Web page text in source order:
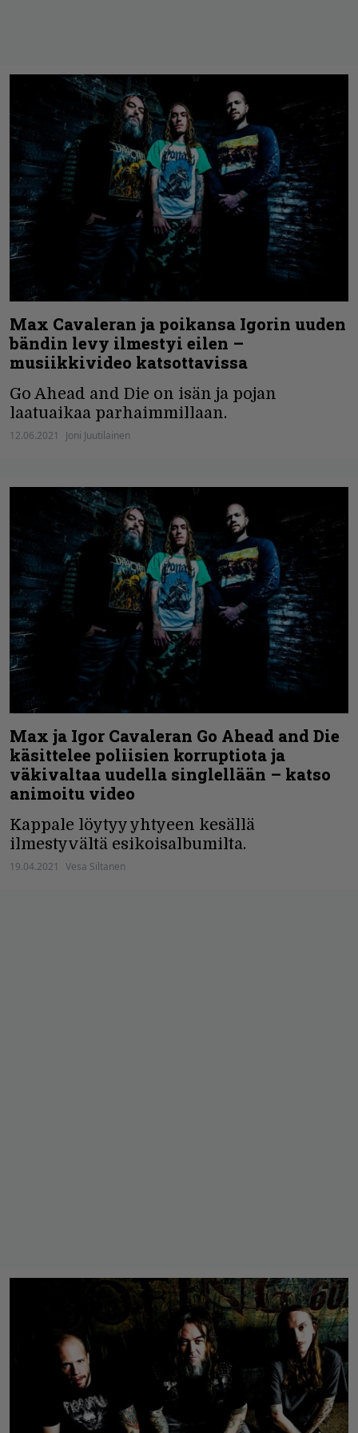
Max Cavaleran ja poikansa Igorin uuden
bändin levy ilmestyi eilen –
musiikkivideo katsottavissa
Go Ahead and Die on isän ja pojan
laatuaikaa parhaimmillaan.
12.06.2021 Joni Juutilainen
Max ja Igor Cavaleran Go Ahead and Die
käsittelee poliisien korruptiota ja
väkivaltaa uudella singlellään – katso
animoitu video
Kappale löytyy yhtyeen kesällä
ilmestyvältä esikoisalbumilta.
19.04.2021 Vesa Siltanen